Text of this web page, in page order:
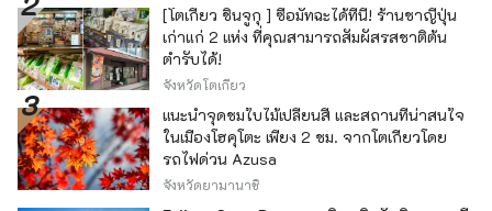
[โตเกียว ชินจูกุ ] ซื้อมัทฉะได้ที่นี่! ร้านชาญี่ปุ่น
เก่าแก่ 2 แห่ง ที่คุณสามารถสัมผัสรสชาติต้น
ตำรับได้!
จังหวัดโตเกียว
แนะนำจุดชมใบไม้เปลี่ยนสี และสถานที่น่าสนใจ
ในเมืองโฮคุโตะ เพียง 2 ชม. จากโตเกียวโดย
รถไฟด่วน Azusa
จังหวัดยามานาชิ